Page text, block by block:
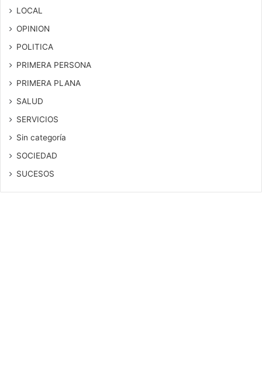
LOCAL
OPINION
POLITICA
PRIMERA PERSONA
PRIMERA PLANA
SALUD
SERVICIOS
Sin categoría
SOCIEDAD
SUCESOS